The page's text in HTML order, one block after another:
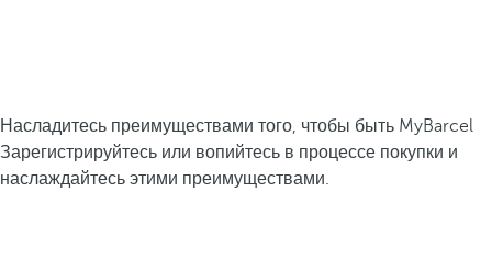
Насладитесь преимуществами того, чтобы быть MyBarcel
Зарегистрируйтесь или вопийтесь в процессе покупки и
наслаждайтесь этими преимуществами.